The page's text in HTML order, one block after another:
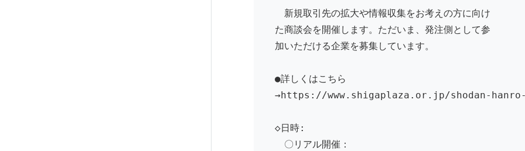
新規取引先の拡大や情報収集をお考えの方に向け
た商談会を開催します。ただいま、発注側として参
加いただける企業を募集しています。
●詳しくはこちら
→https://www.shigaplaza.or.jp/shodan-hanro-
◇日時:
〇リアル開催：